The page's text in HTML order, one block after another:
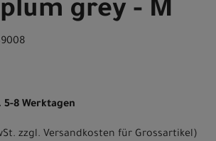
plum grey - M
8 Werktagen
zzgl. Versandkosten für Grossartikel)